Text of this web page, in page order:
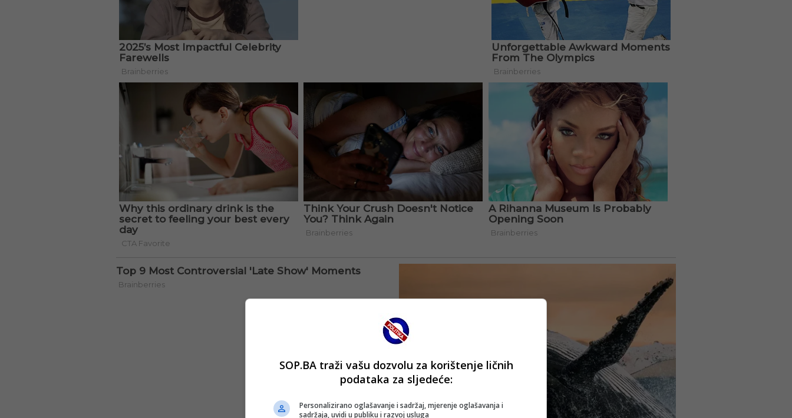
SOP.BA traži vašu dozvolu za korištenje ličnih
podataka za sljedeće:
Personalizirano oglašavanje i sadržaj, mjerenje oglašavanja i
sadržaja, uvidi u publiku i razvoj usluga